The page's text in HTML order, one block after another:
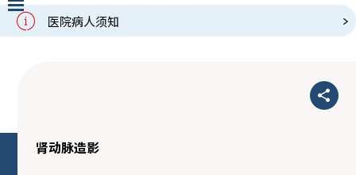
医院病人须知
Slide 2 of 3.
肾动脉造影
肾动脉造影